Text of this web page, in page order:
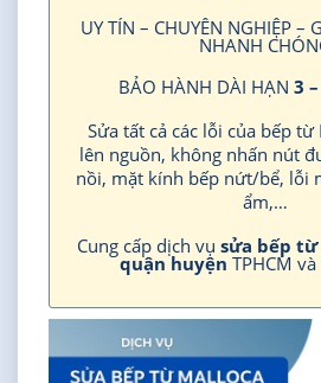
UY TÍN – CHUYÊN NGHIỆP –
NHANH
BẢO HÀNH DÀI HẠN 3
Sửa tất cả các lỗi của bếp
lên nguồn, không nhấn nút
nồi, mặt kính bếp nứt/bể, lỗi
ẩm,…
Cung cấp dịch vụ sửa bếp từ
quận huyện TPHCM và